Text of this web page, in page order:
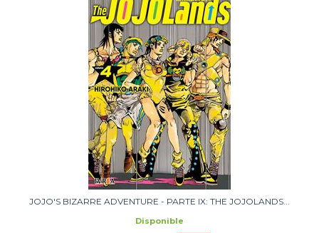
JOJO'S BIZARRE ADVENTURE - PARTE IX: THE JOJOLANDS...
Disponible